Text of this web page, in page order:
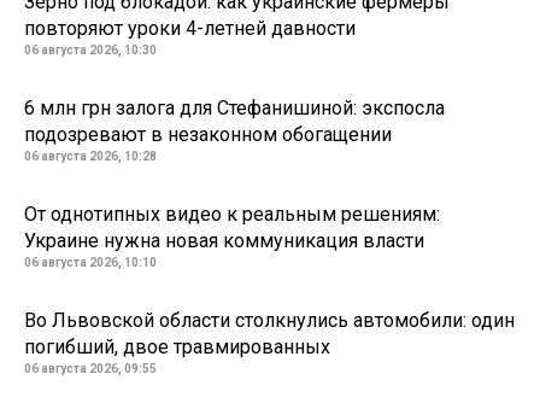
повторяют уроки 4-летней давности
06 августа 2026, 10:30
6 млн грн залога для Стефанишиной: экспосла
подозревают в незаконном обогащении
06 августа 2026, 10:28
От однотипных видео к реальным решениям:
Украине нужна новая коммуникация власти
06 августа 2026, 10:10
Во Львовской области столкнулись автомобили: один
погибший, двое травмированных
06 августа 2026, 09:55